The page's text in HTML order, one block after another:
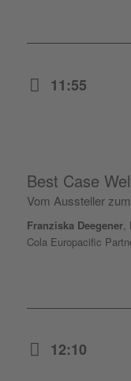
11:55
Best Case
Vom Aussteller
Franziska Deegener,
Cola Europacific
12:10